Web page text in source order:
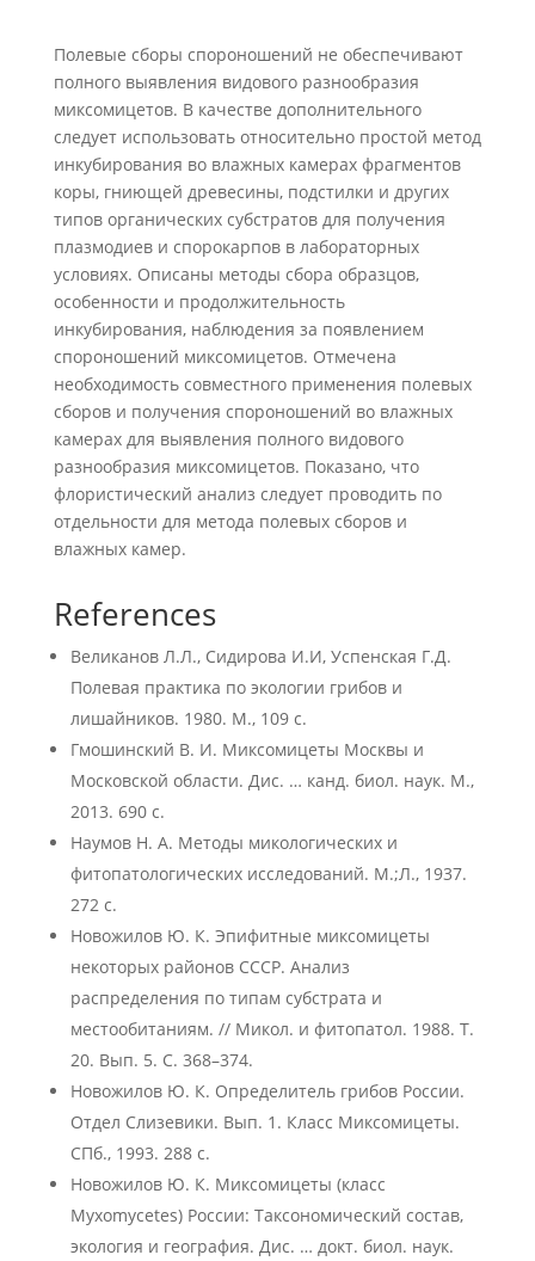
Полевые сборы спороношений не обеспечивают
полного выявления видового разнообразия
миксомицетов. В качестве дополнительного
следует использовать относительно простой метод
инкубирования во влажных камерах фрагментов
коры, гниющей древесины, подстилки и других
типов органических субстратов для получения
плазмодиев и спорокарпов в лабораторных
условиях. Описаны методы сбора образцов,
особенности и продолжительность
инкубирования, наблюдения за появлением
спороношений миксомицетов. Отмечена
необходимость совместного применения полевых
сборов и получения спороношений во влажных
камерах для выявления полного видового
разнообразия миксомицетов. Показано, что
флористический анализ следует проводить по
отдельности для метода полевых сборов и
влажных камер.
References
Великанов Л.Л., Сидирова И.И, Успенская Г.Д.
Полевая практика по экологии грибов и
лишайников. 1980. М., 109 с.
Гмошинский В. И. Миксомицеты Москвы и
Московской области. Дис. … канд. биол. наук. М.,
2013. 690 с.
Наумов Н. А. Методы микологических и
фитопатологических исследований. М.;Л., 1937.
272 с.
Новожилов Ю. К. Эпифитные миксомицеты
некоторых районов СССР. Анализ
распределения по типам субстрата и
местообитаниям. // Микол. и фитопатол. 1988. Т.
20. Вып. 5. С. 368–374.
Новожилов Ю. К. Определитель грибов России.
Отдел Слизевики. Вып. 1. Класс Миксомицеты.
СПб., 1993. 288 с.
Новожилов Ю. К. Миксомицеты (класс
Myxomycetes) России: Таксономический состав,
экология и география. Дис. … докт. биол. наук.